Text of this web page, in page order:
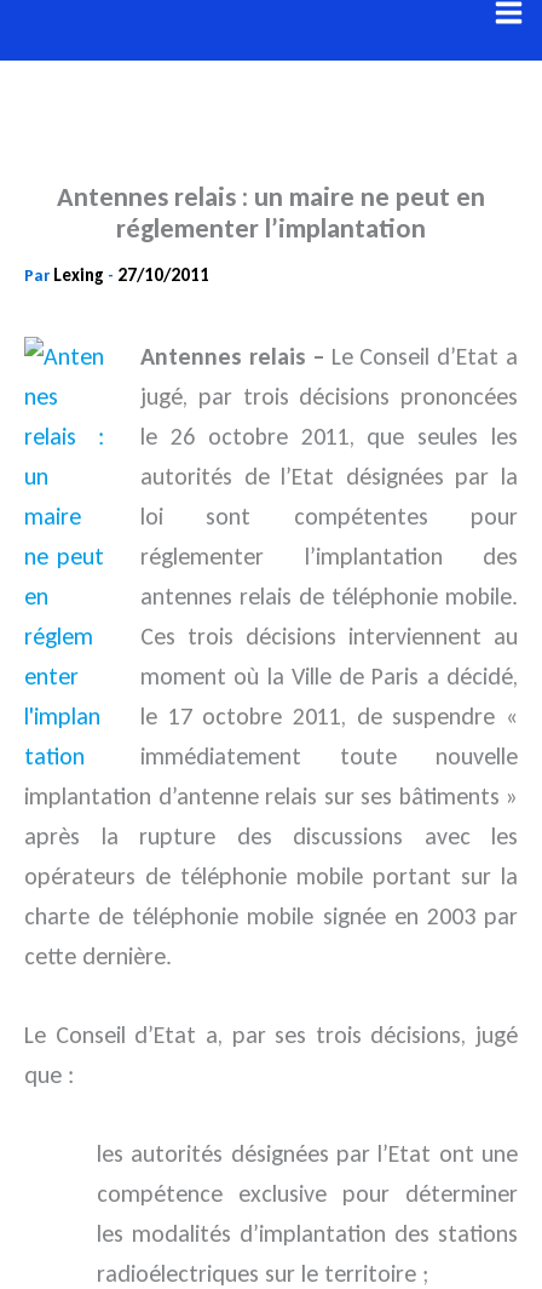
au
Antennes relais : un maire ne peut en
réglementer l’implantation
Par Lexing - 27/10/2011
Antennes relais – Le Conseil d’Etat a
jugé, par trois décisions prononcées
le 26 octobre 2011, que seules les
autorités de l’Etat désignées par la
loi sont compétentes pour
réglementer l’implantation des
antennes relais de téléphonie mobile.
Ces trois décisions interviennent au
moment où la Ville de Paris a décidé,
le 17 octobre 2011, de suspendre «
immédiatement toute nouvelle
implantation d’antenne relais sur ses bâtiments »
après la rupture des discussions avec les
opérateurs de téléphonie mobile portant sur la
charte de téléphonie mobile signée en 2003 par
cette dernière.
Le Conseil d’Etat a, par ses trois décisions, jugé
que :
les autorités désignées par l’Etat ont une
compétence exclusive pour déterminer
les modalités d’implantation des stations
radioélectriques sur le territoire ;